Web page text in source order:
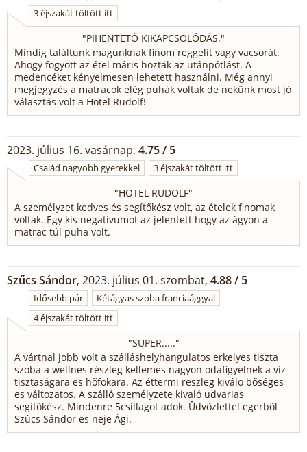
3 éjszakát töltött itt
"PIHENTETŐ KIKAPCSOLÓDÁS."
Mindig találtunk magunknak finom reggelit vagy vacsorát.
Ahogy fogyott az étel máris hozták az utánpótlást. A
medencéket kényelmesen lehetett használni. Még annyi
megjegyzés a matracok elég puhák voltak de nekünk most jó
választás volt a Hotel Rudolf!
2023. július 16. vasárnap, 4.75 / 5
Család nagyobb gyerekkel 3 éjszakát töltött itt
"HOTEL RUDOLF"
A személyzet kedves és segítőkész volt, az ételek finomak
voltak. Egy kis negatívumot az jelentett hogy az ágyon a
matrac túl puha volt.
Szűcs Sándor, 2023. július 01. szombat, 4.88 / 5
Idősebb pár
Kétágyas szoba franciaággyal
4 éjszakát töltött itt
"SUPER....."
A vártnal jobb volt a szálláshelyhangulatos erkelyes tiszta
szoba a wellnes részleg kellemes nagyon odafigyelnek a viz
tisztaságara es hõfokara. Az éttermi reszleg kiválo bõséges
es változatos. A szálló személyzete kivaló udvarias
segítõkész. Mindenre 5csillagot adok. Ûdvõzlettel egerbõl
Szûcs Sándor es neje Ági.